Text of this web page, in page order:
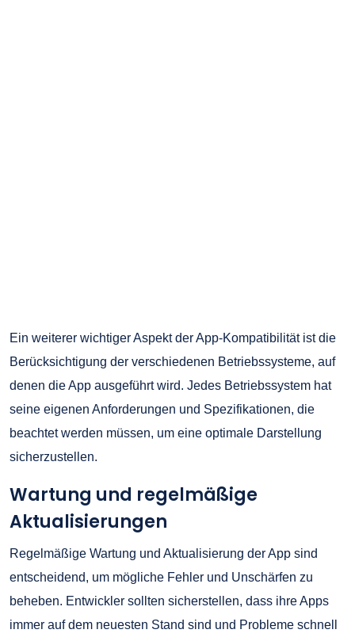
Ein weiterer wichtiger Aspekt der App-Kompatibilität ist die
Berücksichtigung der verschiedenen Betriebssysteme, auf
denen die App ausgeführt wird. Jedes Betriebssystem hat
seine eigenen Anforderungen und Spezifikationen, die
beachtet werden müssen, um eine optimale Darstellung
sicherzustellen.
Wartung und regelmäßige
Aktualisierungen
Regelmäßige Wartung und Aktualisierung der App sind
entscheidend, um mögliche Fehler und Unschärfen zu
beheben. Entwickler sollten sicherstellen, dass ihre Apps
immer auf dem neuesten Stand sind und Probleme schnell